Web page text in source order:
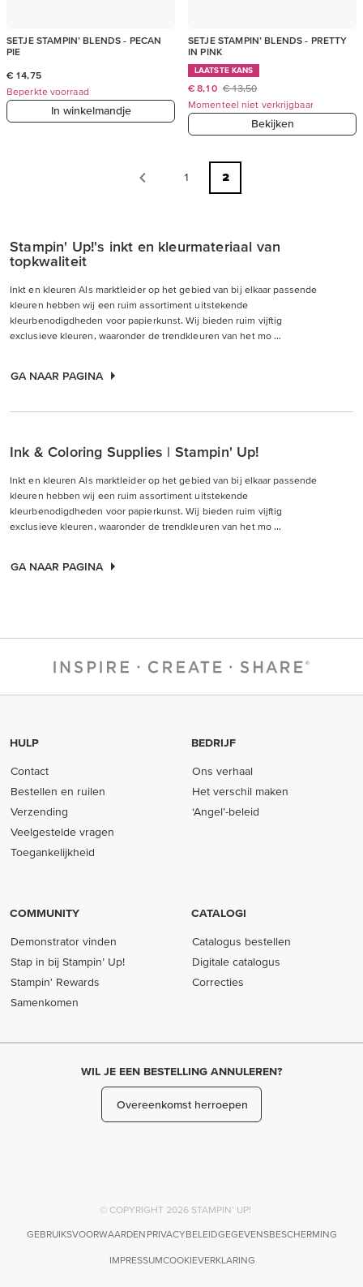
SETJE STAMPIN’ BLENDS - PECAN
PIE
€ 14,75
Beperkte voorraad
In winkelmandje
SETJE STAMPIN’ BLENDS - PRETTY
IN PINK
LAATSTE KANS
€ 8,10 € 13,50
Momenteel niet verkrijgbaar
Bekijken
1 2
Stampin' Up!'s inkt en kleurmateriaal van
topkwaliteit
Inkt en kleuren Als marktleider op het gebied van bij elkaar passende
kleuren hebben wij een ruim assortiment uitstekende
kleurbenodigdheden voor papierkunst. Wij bieden ruim vijftig
exclusieve kleuren, waaronder de trendkleuren van het mo ...
GA NAAR PAGINA
Ink & Coloring Supplies | Stampin' Up!
Inkt en kleuren Als marktleider op het gebied van bij elkaar passende
kleuren hebben wij een ruim assortiment uitstekende
kleurbenodigdheden voor papierkunst. Wij bieden ruim vijftig
exclusieve kleuren, waaronder de trendkleuren van het mo ...
GA NAAR PAGINA
HULP
Contact
Bestellen en ruilen
Verzending
Veelgestelde vragen
Toegankelijkheid
BEDRIJF
Ons verhaal
Het verschil maken
‘Angel’-beleid
COMMUNITY
Demonstrator vinden
Stap in bij Stampin’ Up!
Stampin' Rewards
Samenkomen
CATALOGI
Catalogus bestellen
Digitale catalogus
Correcties
WIL JE EEN BESTELLING ANNULEREN?
Overeenkomst herroepen
© COPYRIGHT 2026 STAMPIN’ UP!
GEBRUIKSVOORWAARDEN PRIVACYBELEIDGEGEVENSBESCHERMING
IMPRESSUMCOOKIEVERKLARING